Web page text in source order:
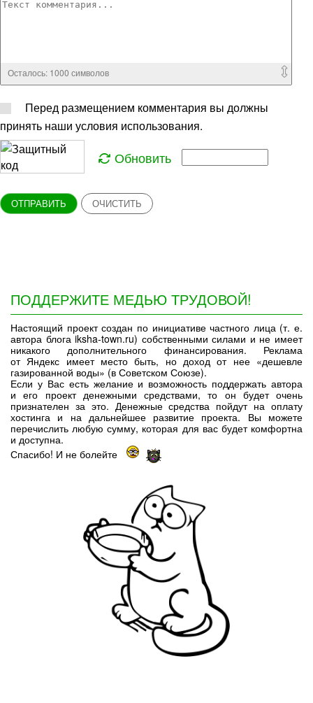
Осталось: 1000 символов
Перед размещением комментария вы должны
принять наши условия использования.
Обновить
ОТПРАВИТЬ ОЧИСТИТЬ
ПОДДЕРЖИТЕ МЕДЬЮ ТРУДОВОЙ!
Настоящий проект создан по инициативе частного лица (т. е.
автора блога iksha-town.ru) собственными силами и не имеет
никакого дополнительного финансирования. Реклама
от Яндекс имеет место быть, но доход от нее «дешевле
газированной воды» (в Советском Союзе).
Если у Вас есть желание и возможность поддержать автора
и его проект денежными средствами, то он будет очень
признателен за это. Денежные средства пойдут на оплату
хостинга и на дальнейшее развитие проекта. Вы можете
перечислить любую сумму, которая для вас будет комфортна
и доступна.
Спасибо! И не болейте